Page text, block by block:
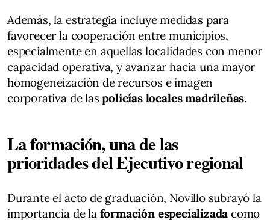
Además, la estrategia incluye medidas para
favorecer la cooperación entre municipios,
especialmente en aquellas localidades con menor
capacidad operativa, y avanzar hacia una mayor
homogeneización de recursos e imagen
corporativa de laspolicías locales madrileñas.
La formación, una de las
prioridades del Ejecutivo regional
Durante el acto de graduación, Novillo subrayó la
importancia de la formación especializada como